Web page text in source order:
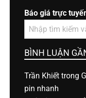
Báo giá trực
BÌNH LUẬN
Trần Khiết trong
pin nhanh